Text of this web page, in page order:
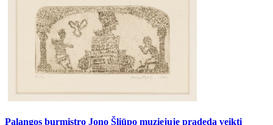
Palangos burmistro Jono Šliūpo muziejuje pradeda veikti